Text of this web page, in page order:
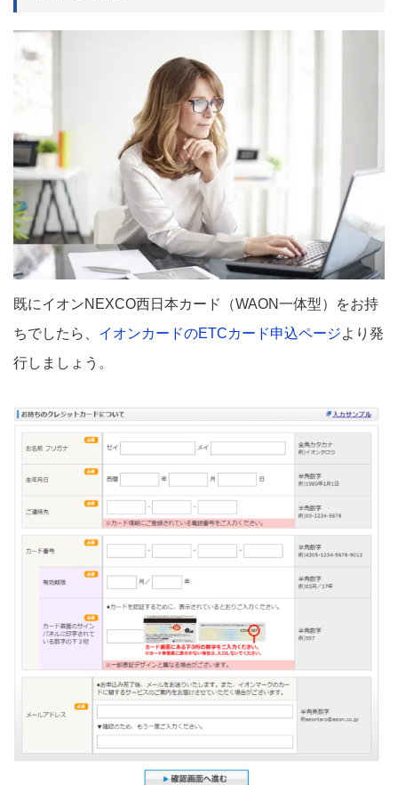
既にイオンNEXCO西日本カード（WAON一体型）をお持
ちでしたら、 イオンカードのETCカード申込ページより発
行しましょう。